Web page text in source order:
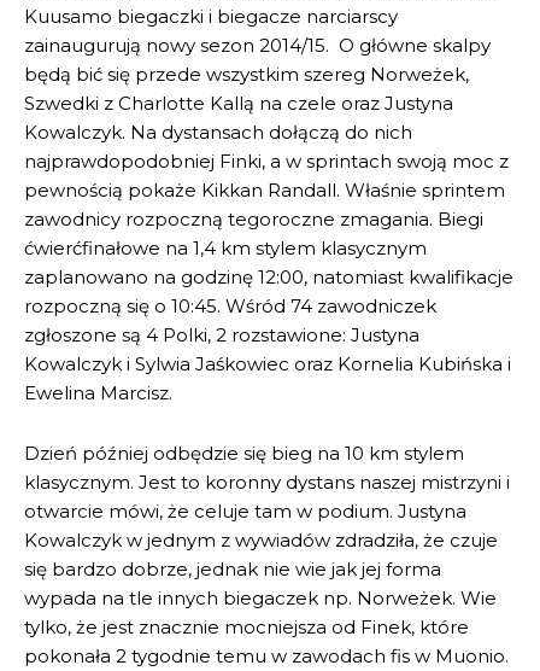
Kuusamo biegaczki i biegacze narciarscy
zainaugurują nowy sezon 2014/15. O główne skalpy
będą bić się przede wszystkim szereg Norweżek,
Szwedki z Charlotte Kallą na czele oraz Justyna
Kowalczyk. Na dystansach dołączą do nich
najprawdopodobniej Finki, a w sprintach swoją moc z
pewnością pokaże Kikkan Randall. Właśnie sprintem
zawodnicy rozpoczną tegoroczne zmagania. Biegi
ćwierćfinałowe na 1,4 km stylem klasycznym
zaplanowano na godzinę 12:00, natomiast kwalifikacje
rozpoczną się o 10:45. Wśród 74 zawodniczek
zgłoszone są 4 Polki, 2 rozstawione: Justyna
Kowalczyk i Sylwia Jaśkowiec oraz Kornelia Kubińska i
Ewelina Marcisz.
Dzień później odbędzie się bieg na 10 km stylem
klasycznym. Jest to koronny dystans naszej mistrzyni i
otwarcie mówi, że celuje tam w podium. Justyna
Kowalczyk w jednym z wywiadów zdradziła, że czuje
się bardzo dobrze, jednak nie wie jak jej forma
wypada na tle innych biegaczek np. Norweżek. Wie
tylko, że jest znacznie mocniejsza od Finek, które
pokonała 2 tygodnie temu w zawodach fis w Muonio.